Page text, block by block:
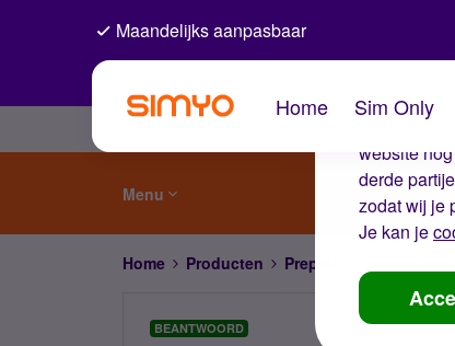
De
Wij
website
derde
zodat wij je
Je kan je
Maandelijks aanpasbaar
Home Sim Only
Menu
Home Producten Prepaid
BEANTWOORD